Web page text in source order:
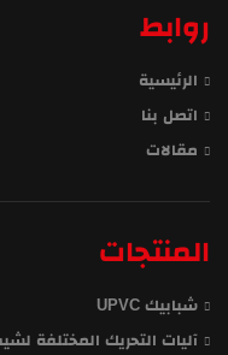
روابط
الرئيسية
اتصل بنا
مقالات
المنتجات
شبابيك UPVC
آليات التحريك المختلفة